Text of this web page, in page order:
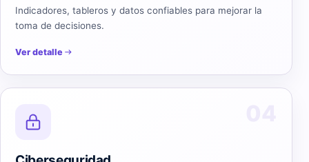
Indicadores, tableros y datos confiables para mejorar la
toma de decisiones.
Ver detalle